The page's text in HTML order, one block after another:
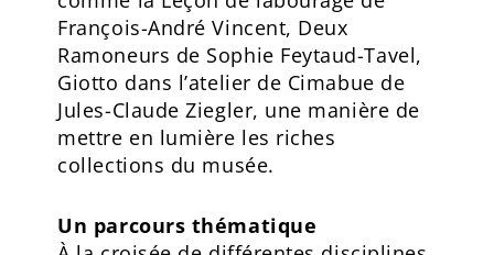
François-André Vincent, Deux
Ramoneurs de Sophie Feytaud-Tavel,
Giotto dans l’atelier de Cimabue de
Jules-Claude Ziegler, une manière de
mettre en lumière les riches
collections du musée.
Un parcours thématique